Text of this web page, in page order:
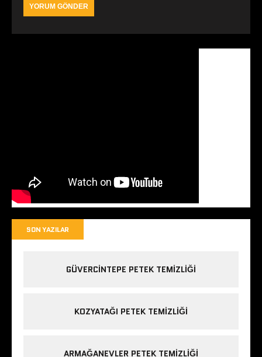
SON YAZILAR
GÜVERCINTEPE PETEK TEMIZLIĞI
KOZYATAĞI PETEK TEMIZLIĞI
ARMAĞANEVLER PETEK TEMIZLIĞI